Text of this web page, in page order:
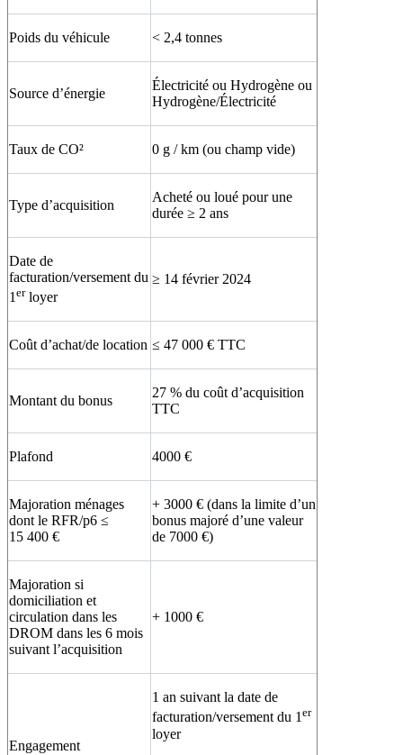
Poids du véhicule < 2,4 tonnes
Source d’énergie
Électricité ou Hydrogène ou
Hydrogène/Électricité
Taux de CO² 0 g / km (ou champ vide)
Type d’acquisition
Acheté ou loué pour une
durée ≥ 2 ans
Date de
facturation/versement du
1erloyer
≥ 14 février 2024
Coût d’achat/de location ≤ 47 000 € TTC
Montant du bonus
27 % du coût d’acquisition
TTC
Plafond 4000 €
Majoration ménages
dont le RFR/p6 ≤
15 400 €
+ 3000 € (dans la limite d’un
bonus majoré d’une valeur
de 7000 €)
Majoration si
domiciliation et
circulation dans les
DROM dans les 6 mois
suivant l’acquisition
+ 1000 €
Engagement
1 an suivant la date de
facturation/versement du 1er
loyer